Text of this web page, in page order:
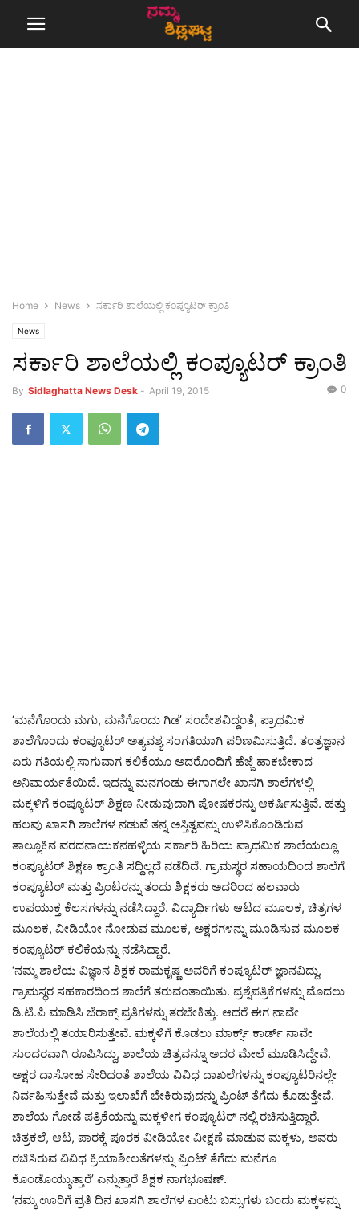
Home News ಸರ್ಕಾರಿ ಶಾಲೆಯಲ್ಲಿ ಕಂಪ್ಯೂಟರ್ ಕ್ರಾಂತಿ
News
ಸರ್ಕಾರಿ ಶಾಲೆಯಲ್ಲಿ ಕಂಪ್ಯೂಟರ್ ಕ್ರಾಂತಿ
By Sidlaghatta News Desk - April 19, 2015 0
‘ಮನೆಗೊಂದು ಮಗು, ಮನೆಗೊಂದು ಗಿಡ’ ಸಂದೇಶವಿದ್ದಂತೆ, ಪ್ರಾಥಮಿಕ
ಶಾಲೆಗೊಂದು ಕಂಪ್ಯೂಟರ್ ಅತ್ಯವಶ್ಯ ಸಂಗತಿಯಾಗಿ ಪರಿಣಮಿಸುತ್ತಿದೆ. ತಂತ್ರಜ್ಞಾನ
ಏರು ಗತಿಯಲ್ಲಿ ಸಾಗುವಾಗ ಕಲಿಕೆಯೂ ಅದರೊಂದಿಗೆ ಹೆಜ್ಜೆ ಹಾಕಬೇಕಾದ
ಅನಿವಾರ್ಯತೆಯಿದೆ. ಇದನ್ನು ಮನಗಂಡು ಈಗಾಗಲೇ ಖಾಸಗಿ ಶಾಲೆಗಳಲ್ಲಿ
ಮಕ್ಕಳಿಗೆ ಕಂಪ್ಯೂಟರ್ ಶಿಕ್ಷಣ ನೀಡುವುದಾಗಿ ಪೋಷಕರನ್ನು ಆಕರ್ಷಿಸುತ್ತಿವೆ. ಹತ್ತು
ಹಲವು ಖಾಸಗಿ ಶಾಲೆಗಳ ನಡುವೆ ತನ್ನ ಅಸ್ತಿತ್ವವನ್ನು ಉಳಿಸಿಕೊಂಡಿರುವ
ತಾಲ್ಲೂಕಿನ ವರದನಾಯಕನಹಳ್ಳಿಯ ಸರ್ಕಾರಿ ಹಿರಿಯ ಪ್ರಾಥಮಿಕ ಶಾಲೆಯಲ್ಲೂ
ಕಂಪ್ಯೂಟರ್ ಶಿಕ್ಷಣ ಕ್ರಾಂತಿ ಸದ್ದಿಲ್ಲದೆ ನಡೆದಿದೆ. ಗ್ರಾಮಸ್ಥರ ಸಹಾಯದಿಂದ ಶಾಲೆಗೆ
ಕಂಪ್ಯೂಟರ್ ಮತ್ತು ಪ್ರಿಂಟರನ್ನು ತಂದು ಶಿಕ್ಷಕರು ಅದರಿಂದ ಹಲವಾರು
ಉಪಯುಕ್ತ ಕೆಲಸಗಳನ್ನು ನಡೆಸಿದ್ದಾರೆ. ವಿದ್ಯಾರ್ಥಿಗಳು ಆಟದ ಮೂಲಕ, ಚಿತ್ರಗಳ
ಮೂಲಕ, ವೀಡಿಯೋ ನೋಡುವ ಮೂಲಕ, ಅಕ್ಷರಗಳನ್ನು ಮೂಡಿಸುವ ಮೂಲಕ
ಕಂಪ್ಯೂಟರ್ ಕಲಿಕೆಯನ್ನು ನಡೆಸಿದ್ದಾರೆ.
‘ನಮ್ಮ ಶಾಲೆಯ ವಿಜ್ಞಾನ ಶಿಕ್ಷಕ ರಾಮಕೃಷ್ಣ ಅವರಿಗೆ ಕಂಪ್ಯೂಟರ್ ಜ್ಞಾನವಿದ್ದು,
ಗ್ರಾಮಸ್ಥರ ಸಹಕಾರದಿಂದ ಶಾಲೆಗೆ ತರುವಂತಾಯಿತು. ಪ್ರಶ್ನೆಪತ್ರಿಕೆಗಳನ್ನು ಮೊದಲು
ಡಿ.ಟಿ.ಪಿ ಮಾಡಿಸಿ ಜೆರಾಕ್ಸ್ ಪ್ರತಿಗಳನ್ನು ತರಬೇಕಿತ್ತು. ಆದರೆ ಈಗ ನಾವೇ
ಶಾಲೆಯಲ್ಲಿ ತಯಾರಿಸುತ್ತೇವೆ. ಮಕ್ಕಳಿಗೆ ಕೊಡಲು ಮಾರ್ಕ್ಸ್ ಕಾರ್ಡ್ ನಾವೇ
ಸುಂದರವಾಗಿ ರೂಪಿಸಿದ್ದು, ಶಾಲೆಯ ಚಿತ್ರವನ್ನೂ ಅದರ ಮೇಲೆ ಮೂಡಿಸಿದ್ದೇವೆ.
ಅಕ್ಷರ ದಾಸೋಹ ಸೇರಿದಂತೆ ಶಾಲೆಯ ವಿವಿಧ ದಾಖಲೆಗಳನ್ನು ಕಂಪ್ಯೂಟರಿನಲ್ಲೇ
ನಿರ್ವಹಿಸುತ್ತೇವೆ ಮತ್ತು ಇಲಾಖೆಗೆ ಬೇಕಿರುವುದನ್ನು ಪ್ರಿಂಟ್ ತೆಗೆದು ಕೊಡುತ್ತೇವೆ.
ಶಾಲೆಯ ಗೋಡೆ ಪತ್ರಿಕೆಯನ್ನು ಮಕ್ಕಳೀಗ ಕಂಪ್ಯೂಟರ್ ನಲ್ಲಿ ರಚಿಸುತ್ತಿದ್ದಾರೆ.
ಚಿತ್ರಕಲೆ, ಆಟ, ಪಾಠಕ್ಕೆ ಪೂರಕ ವೀಡಿಯೋ ವೀಕ್ಷಣೆ ಮಾಡುವ ಮಕ್ಕಳು, ಅವರು
ರಚಿಸಿರುವ ವಿವಿಧ ಕ್ರಿಯಾಶೀಲತೆಗಳನ್ನು ಪ್ರಿಂಟ್ ತೆಗೆದು ಮನೆಗೂ
ಕೊಂಡೊಯ್ಯುತ್ತಾರೆ’ ಎನ್ನುತ್ತಾರೆ ಶಿಕ್ಷಕ ನಾಗಭೂಷಣ್.
‘ನಮ್ಮ ಊರಿಗೆ ಪ್ರತಿ ದಿನ ಖಾಸಗಿ ಶಾಲೆಗಳ ಎಂಟು ಬಸ್ಸುಗಳು ಬಂದು ಮಕ್ಕಳನ್ನು